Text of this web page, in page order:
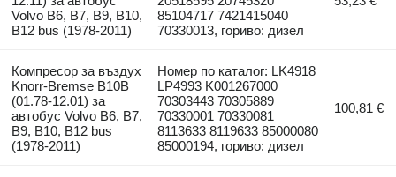
Volvo B6, B7, B9, B10,
B12 bus (1978-2011)
85104717 7421415040
70330013, гориво: дизел
Компресор за въздух
Knorr-Bremse B10B
(01.78-12.01) за
автобус Volvo B6, B7,
B9, B10, B12 bus
(1978-2011)
Номер по каталог: LK4918
LP4993 K001267000
70303443 70305889
70330001 70330081
8113633 8119633 85000080
85000194, гориво: дизел
100,81 €